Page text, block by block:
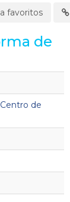
favoritos
de
de